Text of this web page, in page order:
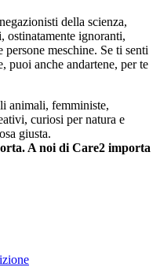
della scienza,
ignoranti,
meschine. Se ti senti
puoi anche andartene, per te
animali, femministe,
curiosi per natura e
giusta.
A noi di Care2 importa